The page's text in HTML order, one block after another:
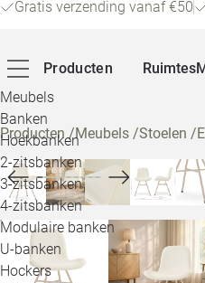
Gratis verzending vanaf €50
Producten
Meubels
Banken
Hoekbanken
2-zitsbanken
3-zitsbanken
4-zitsbanken
Modulaire banken
U-banken
Hockers
Ruimtes
Producten/Meubels /Stoelen /